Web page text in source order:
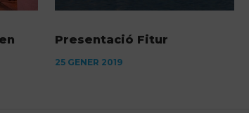
Presentació Fitur
25 GENER 2019